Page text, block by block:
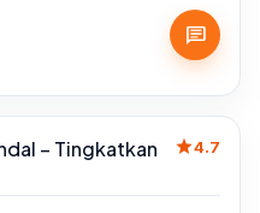
chat
– Tingkatkan
star4.7